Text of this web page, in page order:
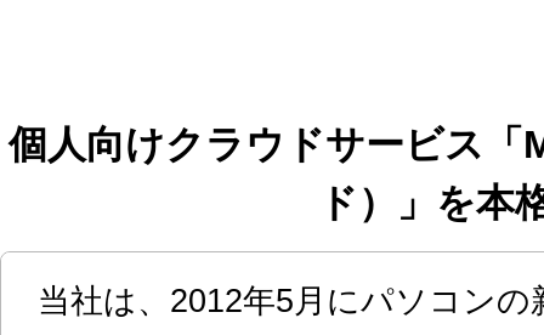
個人向けクラウドサービス
ド）」を本
当社は、2012年5月にパソコンの